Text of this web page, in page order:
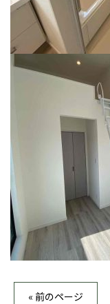
« 前のページ